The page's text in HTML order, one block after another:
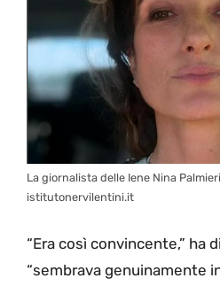
La giornalista delle Iene Nina
istitutonervilentini.it
“Era così convincente,” ha
“sembrava genuinamente